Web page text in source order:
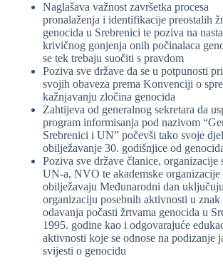
Naglašava važnost završetka procesa
pronalaženja i identifikacije preostalih
genocida u Srebrenici te poziva na
krivičnog gonjenja onih počinalaca
se tek trebaju suočiti s pravdom
Poziva sve države da se u potpunosti
svojih obaveza prema Konvenciji o
kažnjavanju zločina genocida
Zahtijeva od generalnog sekretara da
program informisanja pod nazivom
Srebrenici i UN” počevši tako svoje
obilježavanje 30. godišnjice od
Poziva sve države članice, organizacije
UN-a, NVO te akademske organizacije
obilježavaju Međunarodni dan
organizaciju posebnih aktivnosti u znak
odavanja počasti žrtvama genocida u
1995. godine kao i odgovarajuće
aktivnosti koje se odnose na podizanje
svijesti o genocidu